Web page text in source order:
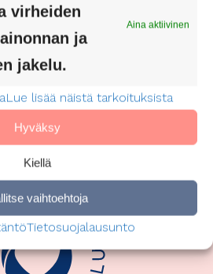
virheiden
ja
jakelu.
Aina aktiivinen
Lue lisää näistä tarkoituksista
Hyväksy
Kiellä
vaihtoehtoja
Tietosuojalausunto
avustaja